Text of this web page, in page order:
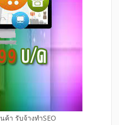
า รับจ้างทำSEO